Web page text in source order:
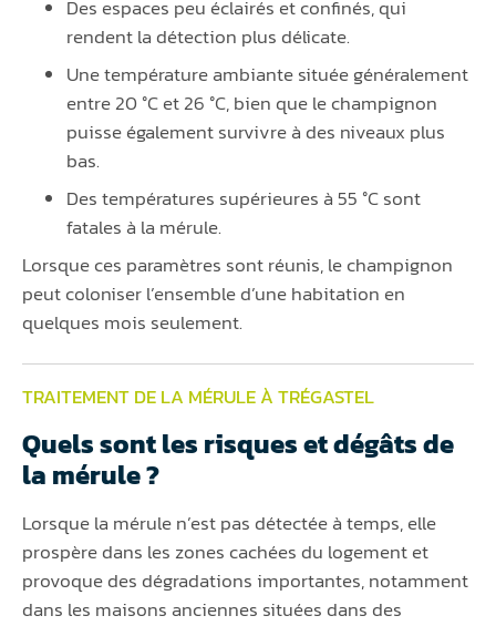
Des espaces peu éclairés et confinés, qui
rendent la détection plus délicate.
Une température ambiante située généralement
entre 20 °C et 26 °C, bien que le champignon
puisse également survivre à des niveaux plus
bas.
Des températures supérieures à 55 °C sont
fatales à la mérule.
Lorsque ces paramètres sont réunis, le champignon
peut coloniser l’ensemble d’une habitation en
quelques mois seulement.
TRAITEMENT DE LA MÉRULE À TRÉGASTEL
Quels sont les risques et dégâts de
la mérule ?
Lorsque la mérule n’est pas détectée à temps, elle
prospère dans les zones cachées du logement et
provoque des dégradations importantes, notamment
dans les maisons anciennes situées dans des